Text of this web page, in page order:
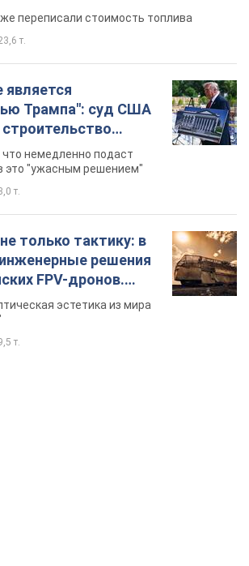
переписали стоимость топлива
т.
Трампа": суд США
стоимостью 400 млн
немедленно подаст
это "ужасным решением"
т.
только тактику: в
решения
FPV-дронов.
эстетика из мира
т.